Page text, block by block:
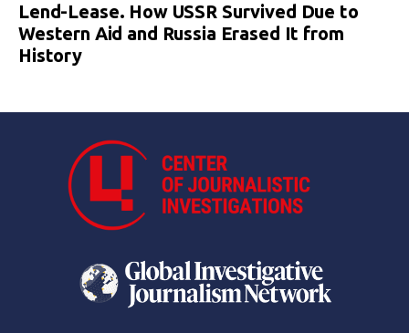
Lend-Lease. How USSR Survived Due to
Western Aid and Russia Erased It from
History